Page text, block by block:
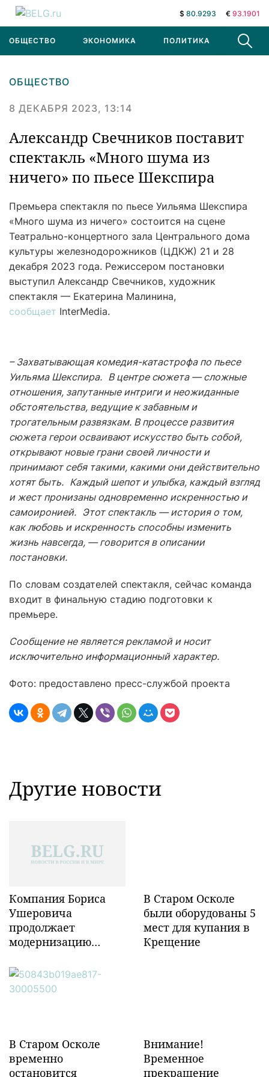
$ 80.9293 € 93.1901
ОБЩЕСТВО ЭКОНОМИКА ПОЛИТИКА В МИРЕ
ОБЩЕСТВО
8 ДЕКАБРЯ 2023, 13:14
Александр Свечников поставит
спектакль «Много шума из
ничего» по пьесе Шекспира
Премьера спектакля по пьесе Уильяма Шекспира
«Много шума из ничего» состоится на сцене
Театрально-концертного зала Центрального дома
культуры железнодорожников (ЦДКЖ) 21 и 28
декабря 2023 года. Режиссером постановки
выступил Александр Свечников, художник
спектакля — Екатерина Малинина,
сообщает InterMedia.
– Захватывающая комедия-катастрофа по пьесе
Уильяма Шекспира. В центре сюжета — сложные
отношения, запутанные интриги и неожиданные
обстоятельства, ведущие к забавным и
трогательным развязкам. В процессе развития
сюжета герои осваивают искусство быть собой,
открывают новые грани своей личности и
принимают себя такими, какими они действительно
хотят быть. Каждый шепот и улыбка, каждый взгляд
и жест пронизаны одновременно искренностью и
самоиронией. Этот спектакль — история о том,
как любовь и искренность способны изменить
жизнь навсегда, — говорится в описании
постановки.
По словам создателей спектакля, сейчас команда
входит в финальную стадию подготовки к
премьере.
Сообщение не является рекламой и носит
исключительно информационный характер.
Фото: предоставлено пресс-службой проекта
Другие новости
Компания Бориса
Ушеровича
продолжает
модернизацию
инфраструктуры в
Забайкалье
В Старом Осколе
были оборудованы 5
мест для купания в
Крещение
В Старом Осколе
временно
остановится
Внимание!
Временное
прекращение